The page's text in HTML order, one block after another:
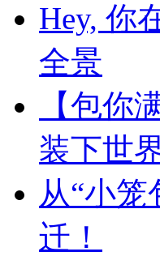
Hey, 你
全景
【包你
装下世
从“小
迁！